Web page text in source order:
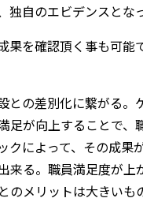
自のエビデンスとな
を確認頂く事も可能
との差別化に繋がる。
足が向上することで、
クによって、その成果
来る。職員満足度が上
メリットは大きいも